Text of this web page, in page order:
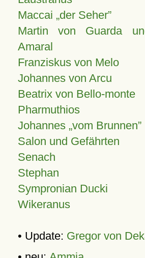
Maccai „der Seher”
Martin von Guarda
Amaral
Franziskus von Melo
Johannes von Arcu
Beatrix von Bello-monte
Pharmuthios
Johannes vom Brunnen
Salon und Gefährten
Senach
Stephan
Sympronian Ducki
Wikeranus
• Update: Gregor von